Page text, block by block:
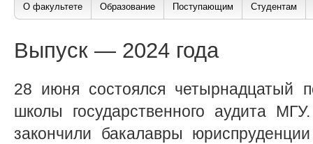
О факультете Образование Поступающим Студентам
Выпуск — 2024 года
28 июня состоялся четырнадцатый
школы государственного аудита
закончили бакалавры